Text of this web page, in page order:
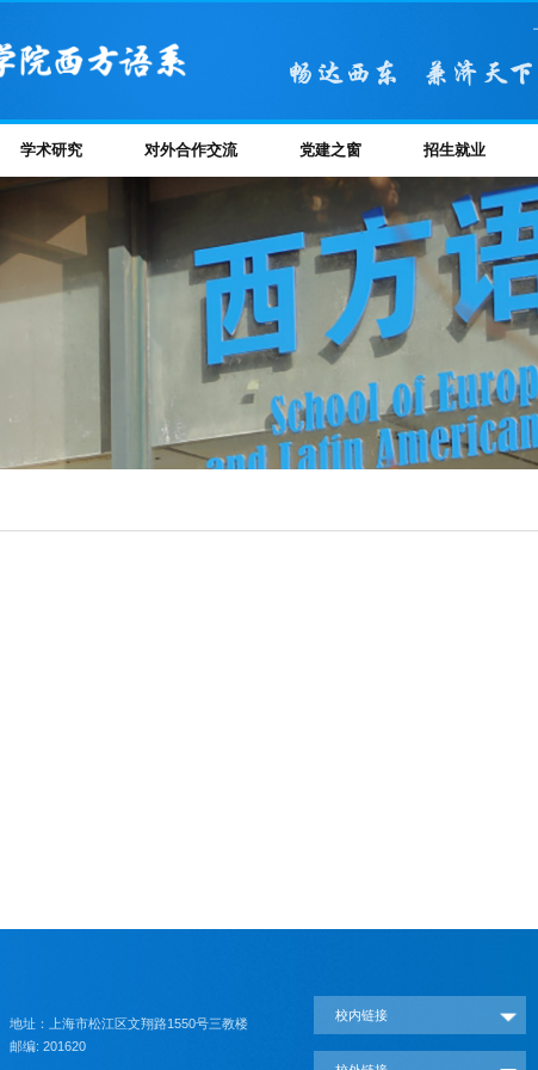
学术研究 对外合作交流 党建之窗 招生就业
地址：上海市松江区文翔路1550号三教楼
邮编: 201620
校内链接